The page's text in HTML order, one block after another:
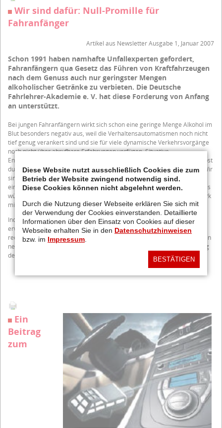
Wir sind dafür: Null-Promille für
Fahranfänger
Artikel aus Newsletter Ausgabe 1, Januar 2007
Schon 1991 haben namhafte Unfallexperten gefordert,
Fahranfängern qua Gesetz das Führen von Kraftfahrzeugen
nach dem Genuss auch nur geringster Mengen
alkoholischer Getränke zu verbieten. Die Deutsche
Fahrlehrer-Akademie e. V. hat diese Forderung von Anfang
an unterstützt.
Bei jungen Fahranfängern wirkt sich schon eine geringe Menge Alkohol im
Blut besonders negativ aus, weil die Verhaltensautomatismen noch nicht
tief genug verankert sind und sie für viele dynamische Verkehrsvorgänge
noch nicht über abrufbare Erfahrungen verfügen. Situative
Entscheidungen verlangen aber sofortige, bewusste Reaktionen, die selbst
durch geringe alkoholische Beeinflussung empfindlich gestört werden. Wir
sind überzeugt, dass das Verbot bei den 18- bis 22-jährigen Fahrern zu
einer deutlichen Minderung der Unfallbelastung beitragen kann; überdies
würde es den Gruppendruck, ebenfalls zum Glas greifen zu müssen, stark
mindern.
Indes, das Null-Promille-Gesetz lässt noch immer auf sich warten. Wir
erwarten, dass nach dem Fehlstart vor einigen Monaten, der wegen
rechtlicher Ungereimtheiten vom Bundesrat gestoppt wurde, nun bald ein
neuer Vorschlag auf den Tisch kommt, der auch einen wirksamen Vollzug
des neuen Gesetzes sicherzustellen vermag.
Ein
Beitrag
zum
Diese Website nutzt ausschließlich Cookies die zum
Betrieb der Website zwingend notwendig sind.
Diese Cookies können nicht abgelehnt werden.
Durch die Nutzung dieser Webseite erklären Sie sich mit
der Verwendung der Cookies einverstanden. Detaillierte
Informationen über den Einsatz von Cookies auf dieser
Webseite erhalten Sie in den Datenschutzhinweisen
bzw. im Impressum
BESTÄTIGEN